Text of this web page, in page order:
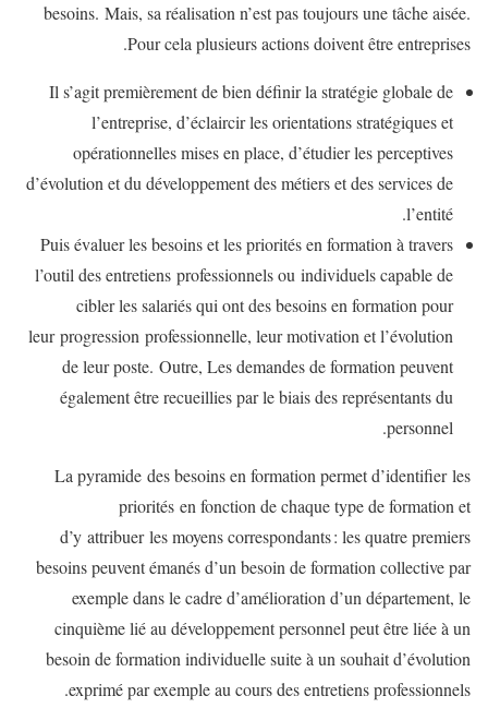
besoins. Mais, sa réalisation n’est pas toujours une tâche aisée.
Pour cela plusieurs actions doivent être entreprises.
Il s’agit premièrement de bien définir la stratégie globale de
l’entreprise, d’éclaircir les orientations stratégiques et
opérationnelles mises en place, d’étudier les perceptives
d’évolution et du développement des métiers et des services de
l’entité.
Puis évaluer les besoins et les priorités en formation à travers
l’outil des entretiens professionnels ou individuels capable de
cibler les salariés qui ont des besoins en formation pour
leur progression professionnelle, leur motivation et l’évolution
de leur poste. Outre, Les demandes de formation peuvent
également être recueillies par le biais des représentants du
personnel.
La pyramide des besoins en formation permet d’identifier les
priorités en fonction de chaque type de formation et
d’y attribuer les moyens correspondants : les quatre premiers
besoins peuvent émanés d’un besoin de formation collective par
exemple dans le cadre d’amélioration d’un département, le
cinquième lié au développement personnel peut être liée à un
besoin de formation individuelle suite à un souhait d’évolution
exprimé par exemple au cours des entretiens professionnels.